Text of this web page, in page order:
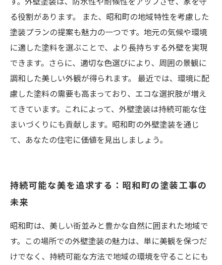
る役割があります。 また、昭和町の地域特性を考慮した
塗装プランの提案も魅力の一つです。地元の気候や環境
に適した塗料を選ぶことで、より長持ちする外壁を実現
できます。さらに、適切な色選びにより、周囲の景観に
調和した美しい外観が得られます。 最近では、環境に配
慮した塗料の需要も高まっており、エコな選択肢が増え
てきています。これによって、外壁塗装は持続可能な住
まいづくりにも貢献します。昭和町の外壁塗装を通じ
て、あなたの住宅に価値を見出しましょう。
持続可能な美を追求する：昭和町の塗装工事の
未来
昭和町は、美しい街並みと豊かな自然に囲まれた地域で
す。この場所での外壁塗装の魅力は、単に美観を保つだ
けでなく、持続可能な方法で地域の環境を守ることにも